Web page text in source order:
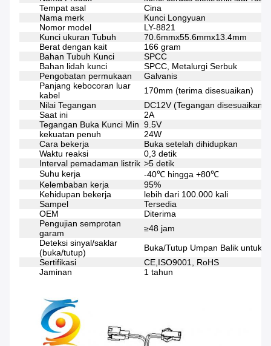
Tempat asal
Cina
Nama merk
Kunci Longyuan
Nomor model
LY-8821
Kunci ukuran Tubuh
70.6mmx55.6mmx13.4mm
Berat dengan kait
166 gram
Bahan Tubuh Kunci
SPCC
Bahan lidah kunci
SPCC, Metalurgi Serbuk
Pengobatan permukaan
Galvanis
Panjang kebocoran luar
kabel
170mm (terima disesuaikan)
Nilai Tegangan
DC12V (Tegangan disesuaikan)
Saat ini
2A
Tegangan Buka Kunci Min 9.5V
kekuatan penuh
24W
Cara bekerja
Buka setelah dihidupkan
Waktu reaksi
0,3 detik
Interval pemadaman listrik >5 detik
Suhu kerja
-40℃ hingga +80℃
Kelembaban kerja
95%
Kehidupan bekerja
lebih dari 100.000 kali
Sampel
Tersedia
OEM
Diterima
Pengujian semprotan
garam
≥48 jam
Deteksi sinyal/saklar
(buka/tutup)
Buka/Tutup Umpan Balik untuk
Sertifikasi
CE,ISO9001, RoHS
Jaminan
1 tahun